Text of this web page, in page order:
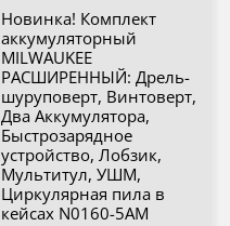
Новинка! Комплект
аккумуляторный
MILWAUKEE
РАСШИРЕННЫЙ: Дрель-
шуруповерт, Винтоверт,
Два Аккумулятора,
Быстрозарядное
устройство, Лобзик,
Мультитул, УШМ,
Циркулярная пила в
кейсах N0160-5AM